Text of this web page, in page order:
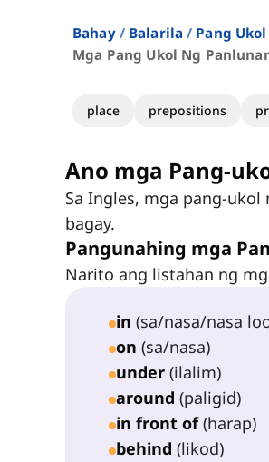
Bahay Balarila
Pang
Mga Pang Ukol Ng
place prepositions
Ano mga Pang-
Sa Ingles, mga pang-
bagay.
Pangunahing mga
Narito ang listahan ng
in (sa/nasa/nasa
on (sa/nasa)
under (ilalim)
around (paligid)
in front of(harap)
behind (likod)